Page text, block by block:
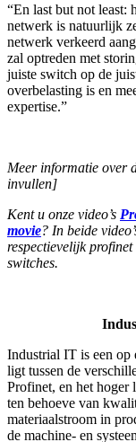
“En last but not least:
netwerk is natuurlijk
netwerk verkeerd
zal optreden met
juiste switch op de
overbelasting is en
expertise.”
Meer informatie over
invullen]
Kent u onze video’s
movie? In beide
respectievelijk
switches.
Industrial IT is een op
ligt tussen de
Profinet, en het hoger
ten behoeve van
materiaalstroom in
de machine- en